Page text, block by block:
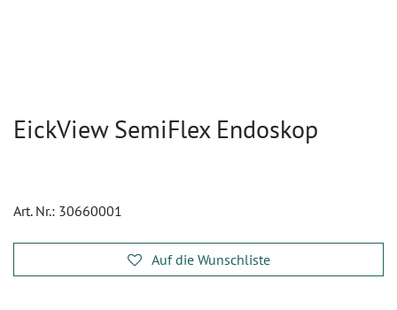
EickView SemiFlex Endoskop
Art. Nr.: 30660001
Auf die Wunschliste